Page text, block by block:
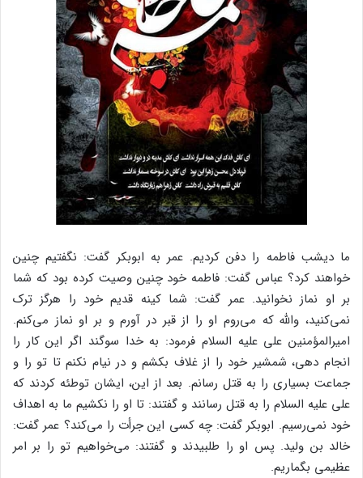
ما دیشب فاطمه را دفن کردیم. عمر به ابوبکر گفت: نگفتیم چنین
خواهند کرد؟ عباس گفت: فاطمه خود چنین وصیت کرده بود که شما
بر او نماز نخوانید. عمر گفت: شما کینه قدیم خود را هرگز ترک
نمی‌کنید، والله که می‌روم او را از قبر در آورم و بر او نماز می‌کنم.
امیرالمؤمنین علی علیه السلام فرمود: به خدا سوگند اگر این کار را
انجام دهی، شمشیر خود را از غلاف بکشم و در نیام نکنم تا تو را و
جماعت بسیاری را به قتل رسانم. بعد از این، ایشان توطئه کردند که
علی علیه السلام را به قتل رسانند و گفتند: تا او را نکشیم ما به اهداف
خود نمی‌رسیم. ابوبکر گفت: چه کسی این جرأت را می‌کند؟ عمر گفت:
خالد بن ولید. پس او را طلبیدند و گفتند: می‌خواهیم تو را بر امر
عظیمی بگماریم.